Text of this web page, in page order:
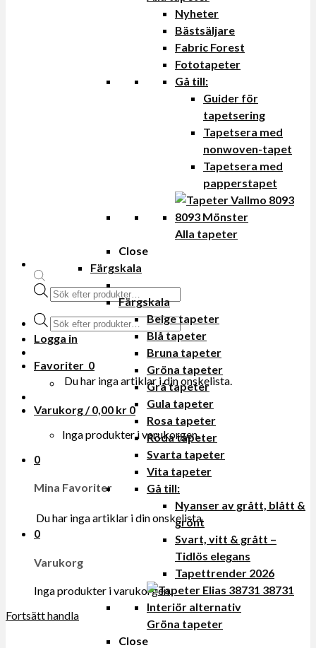
Produktsökning
Produktsökning
Logga in
Favoriter 0
Du har inga artiklar i din onskelista.
Varukorg /0,00 kr 0
Inga produkter i varukorgen.
0
Mina Favoriter
Du har inga artiklar i din onskelista.
0
Varukorg
Inga produkter i varukorgen.
Fortsätt handla
Nyheter
Bästsäljare
Fabric Forest
Fototapeter
Gå till:
Guider för
tapetsering
Tapetsera med
nonwoven-tapet
Tapetsera med
papperstapet
Alla tapeter
Close
Färgskala
Färgskala
Beige tapeter
Blå tapeter
Bruna tapeter
Gröna tapeter
Grå tapeter
Gula tapeter
Rosa tapeter
Röda tapeter
Svarta tapeter
Vita tapeter
Gå till:
Nyanser av grått, blått &
grönt
Svart, vitt & grått –
Tidlös elegans
Tapettrender 2026
Gröna tapeter
Close